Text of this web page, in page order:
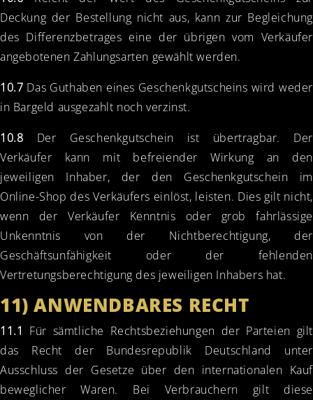
Deckung der Bestellung nicht aus, kann zur Begleichung
des Differenzbetrages eine der übrigen vom Verkäufer
angebotenen Zahlungsarten gewählt werden.
10.7 Das Guthaben eines Geschenkgutscheins wird weder
in Bargeld ausgezahlt noch verzinst.
10.8 Der Geschenkgutschein ist übertragbar. Der
Verkäufer kann mit befreiender Wirkung an den
jeweiligen Inhaber, der den Geschenkgutschein im
Online-Shop des Verkäufers einlöst, leisten. Dies gilt nicht,
wenn der Verkäufer Kenntnis oder grob fahrlässige
Unkenntnis von der Nichtberechtigung, der
Geschäftsunfähigkeit oder der fehlenden
Vertretungsberechtigung des jeweiligen Inhabers hat.
11) ANWENDBARES RECHT
11.1 Für sämtliche Rechtsbeziehungen der Parteien gilt
das Recht der Bundesrepublik Deutschland unter
Ausschluss der Gesetze über den internationalen Kauf
beweglicher Waren. Bei Verbrauchern gilt diese